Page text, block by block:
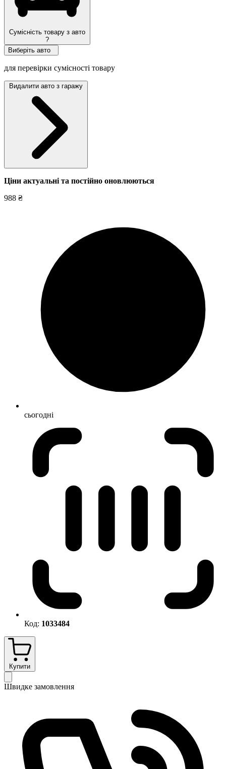
Сумісність товару з авто
?
Виберіть авто
для перевірки сумісності товару
Видалити авто з гаражу
Ціни актуальні та постійно оновлюються
988 ₴
сьогодні
Код: 1033484
Купити
Швидке замовлення